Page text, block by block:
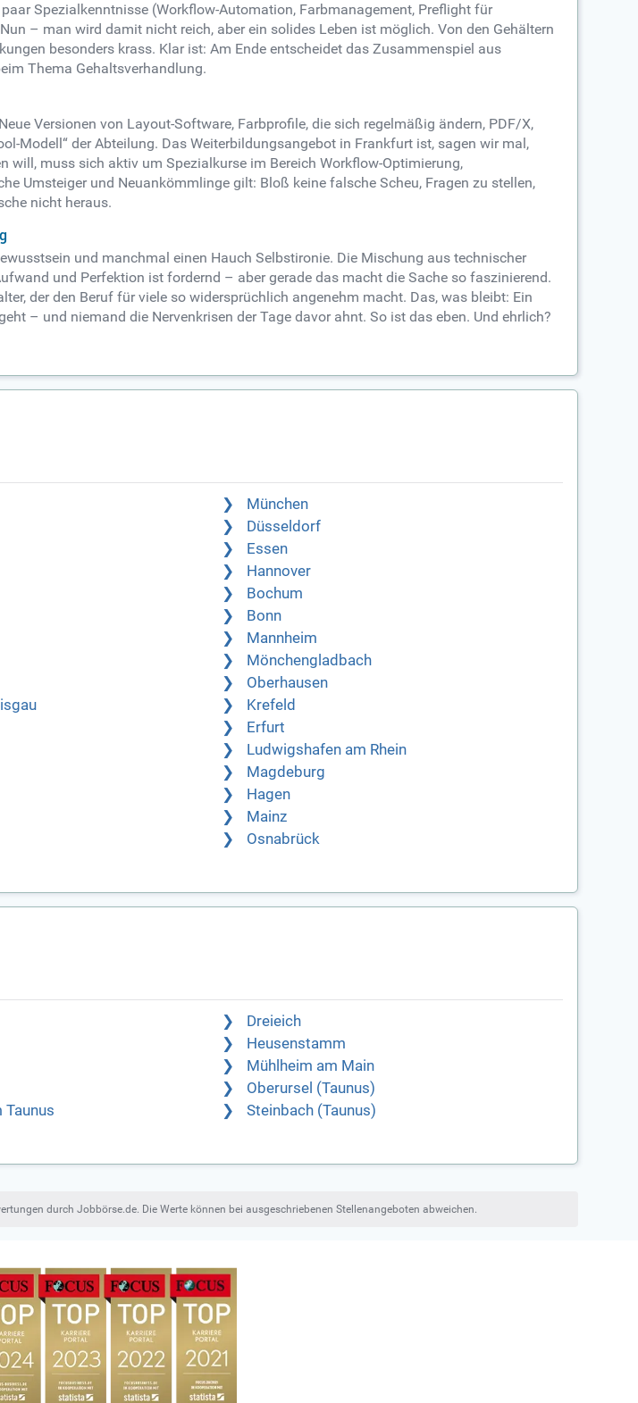
Spezialkenntnisse (Workflow-Automation, Farbmanagement, Preflight für
– man wird damit nicht reich, aber ein solides Leben ist möglich. Von den Gehältern
besonders krass. Klar ist: Am Ende entscheidet das Zusammenspiel aus
Thema Gehaltsverhandlung.
Versionen von Layout-Software, Farbprofile, die sich regelmäßig ändern, PDF/X,
Modell“ der Abteilung. Das Weiterbildungsangebot in Frankfurt ist, sagen wir mal,
muss sich aktiv um Spezialkurse im Bereich Workflow-Optimierung,
Umsteiger und Neuankömmlinge gilt: Bloß keine falsche Scheu, Fragen zu stellen,
nicht heraus.
und manchmal einen Hauch Selbstironie. Die Mischung aus technischer
und Perfektion ist fordernd – aber gerade das macht die Sache so faszinierend.
der den Beruf für viele so widersprüchlich angenehm macht. Das, was bleibt: Ein
– und niemand die Nervenkrisen der Tage davor ahnt. So ist das eben. Und ehrlich?
München
Düsseldorf
Essen
Hannover
Bochum
Bonn
Mannheim
Mönchengladbach
Oberhausen
Krefeld
Erfurt
Ludwigshafen am Rhein
Magdeburg
Hagen
Mainz
Osnabrück
Dreieich
Heusenstamm
Mühlheim am Main
Oberursel (Taunus)
Taunus
Steinbach (Taunus)
durch Jobbörse.de. Die Werte können bei ausgeschriebenen Stellenangeboten abweichen.